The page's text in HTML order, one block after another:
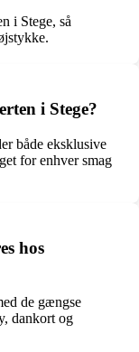
i Stege, så
i Stege?
både eksklusive
for enhver smag
hos
de gængse
dankort og